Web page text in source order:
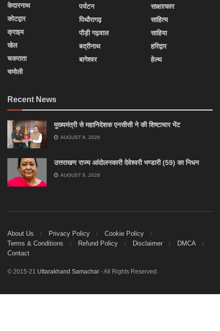
केदारनाथ
कोटद्वार
क्राइम
खेल
चकराता
चमोली
पर्यटन
पिथौरागढ़
पौड़ी गढ़वाल
बद्रीनाथ
बागेश्वर
साक्षात्कार
साहित्य
साहिया
हरिद्वार
हेल्थ
Recent News
मुख्यमंत्री से महानिदेशक एनसीसी ने की शिष्टाचार भेंट
AUGUST 6, 2026
उत्तराखण राज्य आंदोलनकारी देवेश्वरी भण्डारी (59) का निधन
AUGUST 6, 2026
About Us Privacy Policy
Cookie Policy
Terms & Conditions
Refund Policy Disclaimer
DMCA
Contact
© 2015-21 Uttarakhand Samachar - All Rights Reserved.